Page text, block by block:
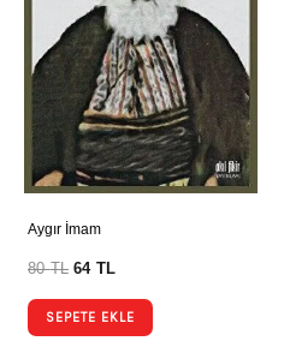
Aygır İmam
80TL 64 TL
SEPETE EKLE